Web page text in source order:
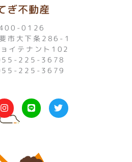
ぎ不動産
0126
市大下条286-1
イテナント102
225-3678
225-3679
I
n
s
L
i
n
T
w
i